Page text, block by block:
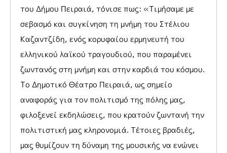
του Δήμου Πειραιά, τόνισε πως: «Τιμήσαμε με
σεβασμό και συγκίνηση τη μνήμη του Στέλιου
Καζαντζίδη, ενός κορυφαίου ερμηνευτή του
ελληνικού λαϊκού τραγουδιού, που παραμένει
ζωντανός στη μνήμη και στην καρδιά του κόσμου.
Το Δημοτικό Θέατρο Πειραιά, ως σημείο
αναφοράς για τον πολιτισμό της πόλης μας,
φιλοξενεί εκδηλώσεις, που κρατούν ζωντανή την
πολιτιστική μας κληρονομιά. Τέτοιες βραδιές,
μας θυμίζουν τη δύναμη της μουσικής να ενώνει